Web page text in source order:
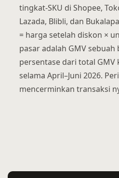
tingkat-SKU di Shopee,
Lazada, Blibli, dan
= harga setelah diskon ×
pasar adalah GMV sebuah
persentase dari total GMV
selama April–Juni 2026.
mencerminkan transaksi